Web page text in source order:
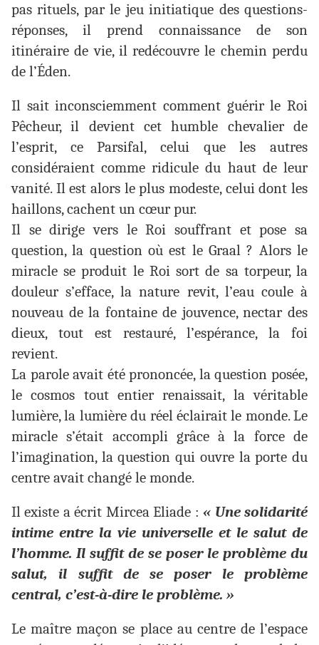
pas rituels, par le jeu initiatique des questions-
réponses, il prend connaissance de son
itinéraire de vie, il redécouvre le chemin perdu
de l’Éden.
Il sait inconsciemment comment guérir le Roi
Pêcheur, il devient cet humble chevalier de
l’esprit, ce Parsifal, celui que les autres
considéraient comme ridicule du haut de leur
vanité. Il est alors le plus modeste, celui dont les
haillons, cachent un cœur pur.
Il se dirige vers le Roi souffrant et pose sa
question, la question où est le Graal ? Alors le
miracle se produit le Roi sort de sa torpeur, la
douleur s’efface, la nature revit, l’eau coule à
nouveau de la fontaine de jouvence, nectar des
dieux, tout est restauré, l’espérance, la foi
revient.
La parole avait été prononcée, la question posée,
le cosmos tout entier renaissait, la véritable
lumière, la lumière du réel éclairait le monde. Le
miracle s’était accompli grâce à la force de
l’imagination, la question qui ouvre la porte du
centre avait changé le monde.
Il existe a écrit Mircea Eliade : « Une solidarité
intime entre la vie universelle et le salut de
l’homme. Il suffit de se poser le problème du
salut, il suffit de se poser le problème
central, c’est-à-dire le problème. »
Le maître maçon se place au centre de l’espace